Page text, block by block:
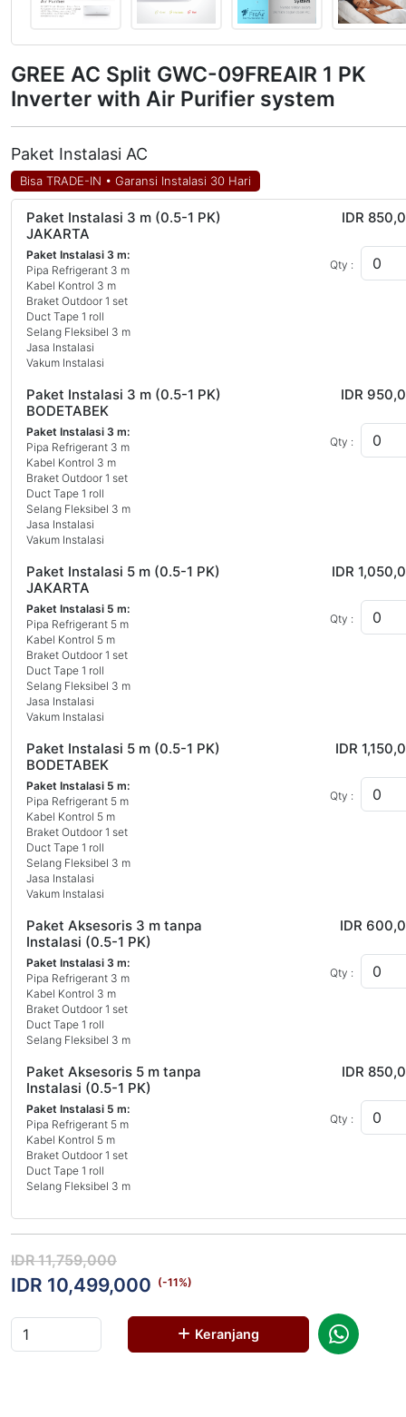
GREE AC Split GWC-09FREAIR 1 PK
Inverter with Air Purifier system
Paket Instalasi AC
Bisa TRADE-IN • Garansi Instalasi 30 Hari
Paket Instalasi 3 m (0.5-1 PK)
JAKARTA
Paket Instalasi 3 m:
Pipa Refrigerant 3 m
Kabel Kontrol 3 m
Braket Outdoor 1 set
Duct Tape 1 roll
Selang Fleksibel 3 m
Jasa Instalasi
Vakum Instalasi
IDR
Qty :
Paket Instalasi 3 m (0.5-1 PK)
BODETABEK
Paket Instalasi 3 m:
Pipa Refrigerant 3 m
Kabel Kontrol 3 m
Braket Outdoor 1 set
Duct Tape 1 roll
Selang Fleksibel 3 m
Jasa Instalasi
Vakum Instalasi
IDR
Qty :
Paket Instalasi 5 m (0.5-1 PK)
JAKARTA
Paket Instalasi 5 m:
Pipa Refrigerant 5 m
Kabel Kontrol 5 m
Braket Outdoor 1 set
Duct Tape 1 roll
Selang Fleksibel 3 m
Jasa Instalasi
Vakum Instalasi
IDR
Qty :
Paket Instalasi 5 m (0.5-1 PK)
BODETABEK
Paket Instalasi 5 m:
Pipa Refrigerant 5 m
Kabel Kontrol 5 m
Braket Outdoor 1 set
Duct Tape 1 roll
Selang Fleksibel 3 m
Jasa Instalasi
Vakum Instalasi
IDR
Qty :
Paket Aksesoris 3 m tanpa
Instalasi (0.5-1 PK)
Paket Instalasi 3 m:
Pipa Refrigerant 3 m
Kabel Kontrol 3 m
Braket Outdoor 1 set
Duct Tape 1 roll
Selang Fleksibel 3 m
IDR
Qty :
Paket Aksesoris 5 m tanpa
Instalasi (0.5-1 PK)
Paket Instalasi 5 m:
Pipa Refrigerant 5 m
Kabel Kontrol 5 m
Braket Outdoor 1 set
Duct Tape 1 roll
Selang Fleksibel 3 m
IDR
Qty :
IDR 11,759,000
IDR 10,499,000 (-11%)
Keranjang